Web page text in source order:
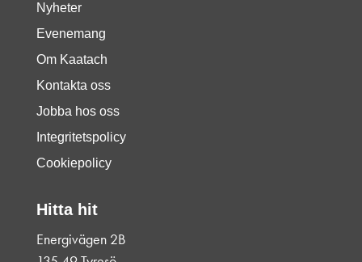
Nyheter
Evenemang
Om Kaatach
Kontakta oss
Jobba hos oss
Integritetspolicy
Cookiepolicy
Hitta hit
Energivägen 2B